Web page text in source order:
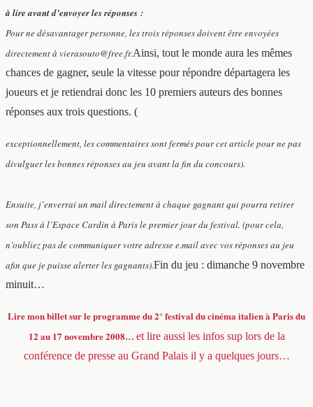
à lire avant d’envoyer les réponses :
Pour ne désavantager personne, les trois réponses doivent être envoyées
directement à vierasouto@free.fr.Ainsi, tout le monde aura les mêmes
chances de gagner, seule la vitesse pour répondre départagera les
joueurs et je retiendrai donc les 10 premiers auteurs des bonnes
réponses aux trois questions. (
exceptionnellement, les commentaires sont fermés pour cet article pour ne pas
divulguer les bonnes réponses au jeu avant la fin du concours).
Ensuite, j’enverrai un mail directement à chaque gagnant qui pourra retirer
son Pass à l’Espace Cardin à Paris le premier jour du festival. (pour cela,
n’oubliez pas de communiquer votre adresse e.mail avec vos réponses au jeu
afin que je puisse alerter les gagnants).Fin du jeu : dimanche 9 novembre
minuit…
Lire mon billet sur le programme du 2° festival du cinéma italien à Paris du
12 au 17 novembre 2008… et lire aussi les infos sup lors de la
conférence de presse au Grand Palais il y a quelques jours…